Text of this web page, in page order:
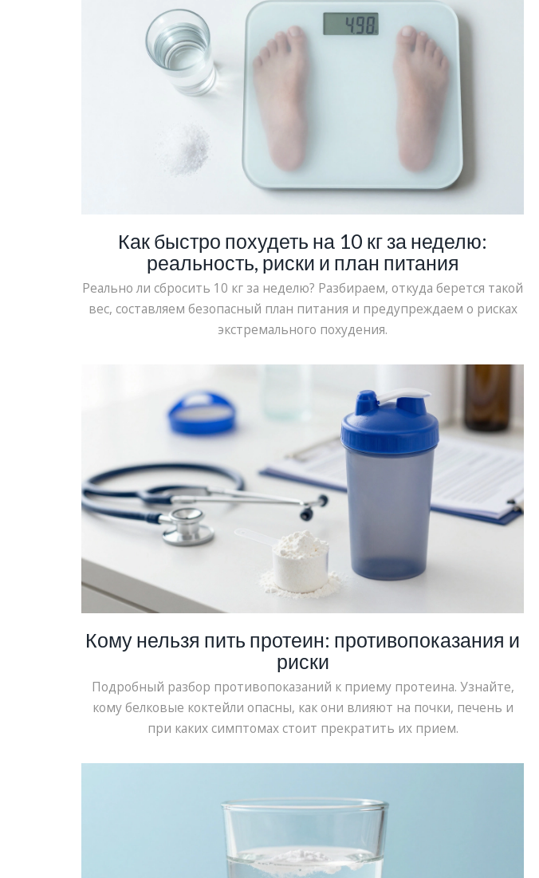
Как быстро похудеть на 10 кг за неделю:
реальность, риски и план питания
Реально ли сбросить 10 кг за неделю? Разбираем, откуда берется такой
вес, составляем безопасный план питания и предупреждаем о рисках
экстремального похудения.
Кому нельзя пить протеин: противопоказания и
риски
Подробный разбор противопоказаний к приему протеина. Узнайте,
кому белковые коктейли опасны, как они влияют на почки, печень и
при каких симптомах стоит прекратить их прием.